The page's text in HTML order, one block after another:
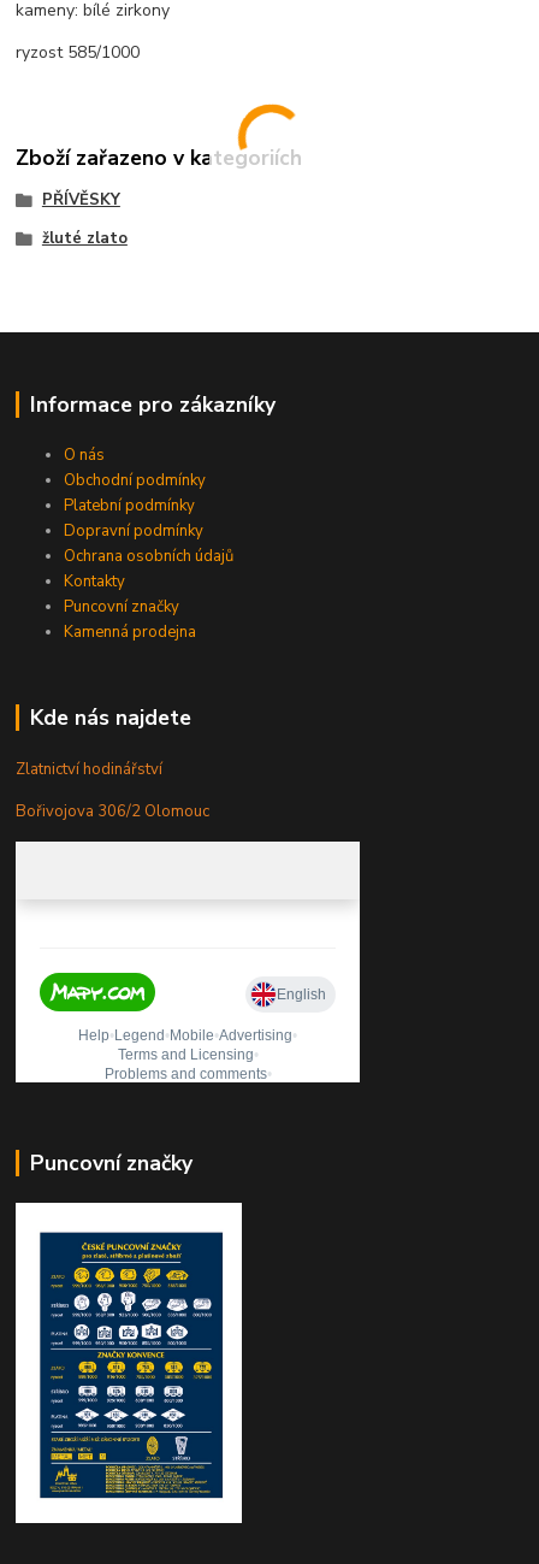
kameny: bílé zirkony
ryzost 585/1000
Zboží zařazeno v kategoriích
PŘÍVĚSKY
žluté zlato
Informace pro zákazníky
O nás
Obchodní podmínky
Platební podmínky
Dopravní podmínky
Ochrana osobních údajů
Kontakty
Puncovní značky
Kamenná prodejna
Kde nás najdete
Zlatnictví hodinářství
Bořivojova 306/2 Olomouc
Puncovní značky